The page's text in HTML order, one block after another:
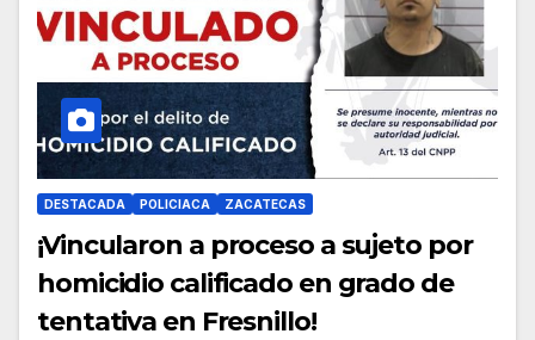
DESTACADA POLICIACA ZACATECAS
¡Vincularon a proceso a sujeto por
homicidio calificado en grado de
tentativa en Fresnillo!